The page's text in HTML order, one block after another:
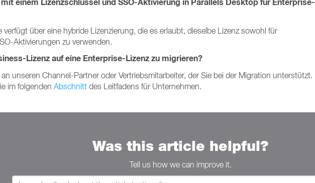
einem Lizenzschlüssel und SSO-Aktivierung in Parallels Desktop für Enterprise-
verfügt über eine hybride Lizenzierung, die es erlaubt, dieselbe Lizenz sowohl für
Aktivierungen zu verwenden.
Lizenz auf eine Enterprise-Lizenz zu migrieren?
unseren Channel-Partner oder Vertriebsmitarbeiter, der Sie bei der Migration unterstützt.
im folgenden Abschnitt des Leitfadens für Unternehmen.
Was this article helpful?
Tell us how we can improve it.